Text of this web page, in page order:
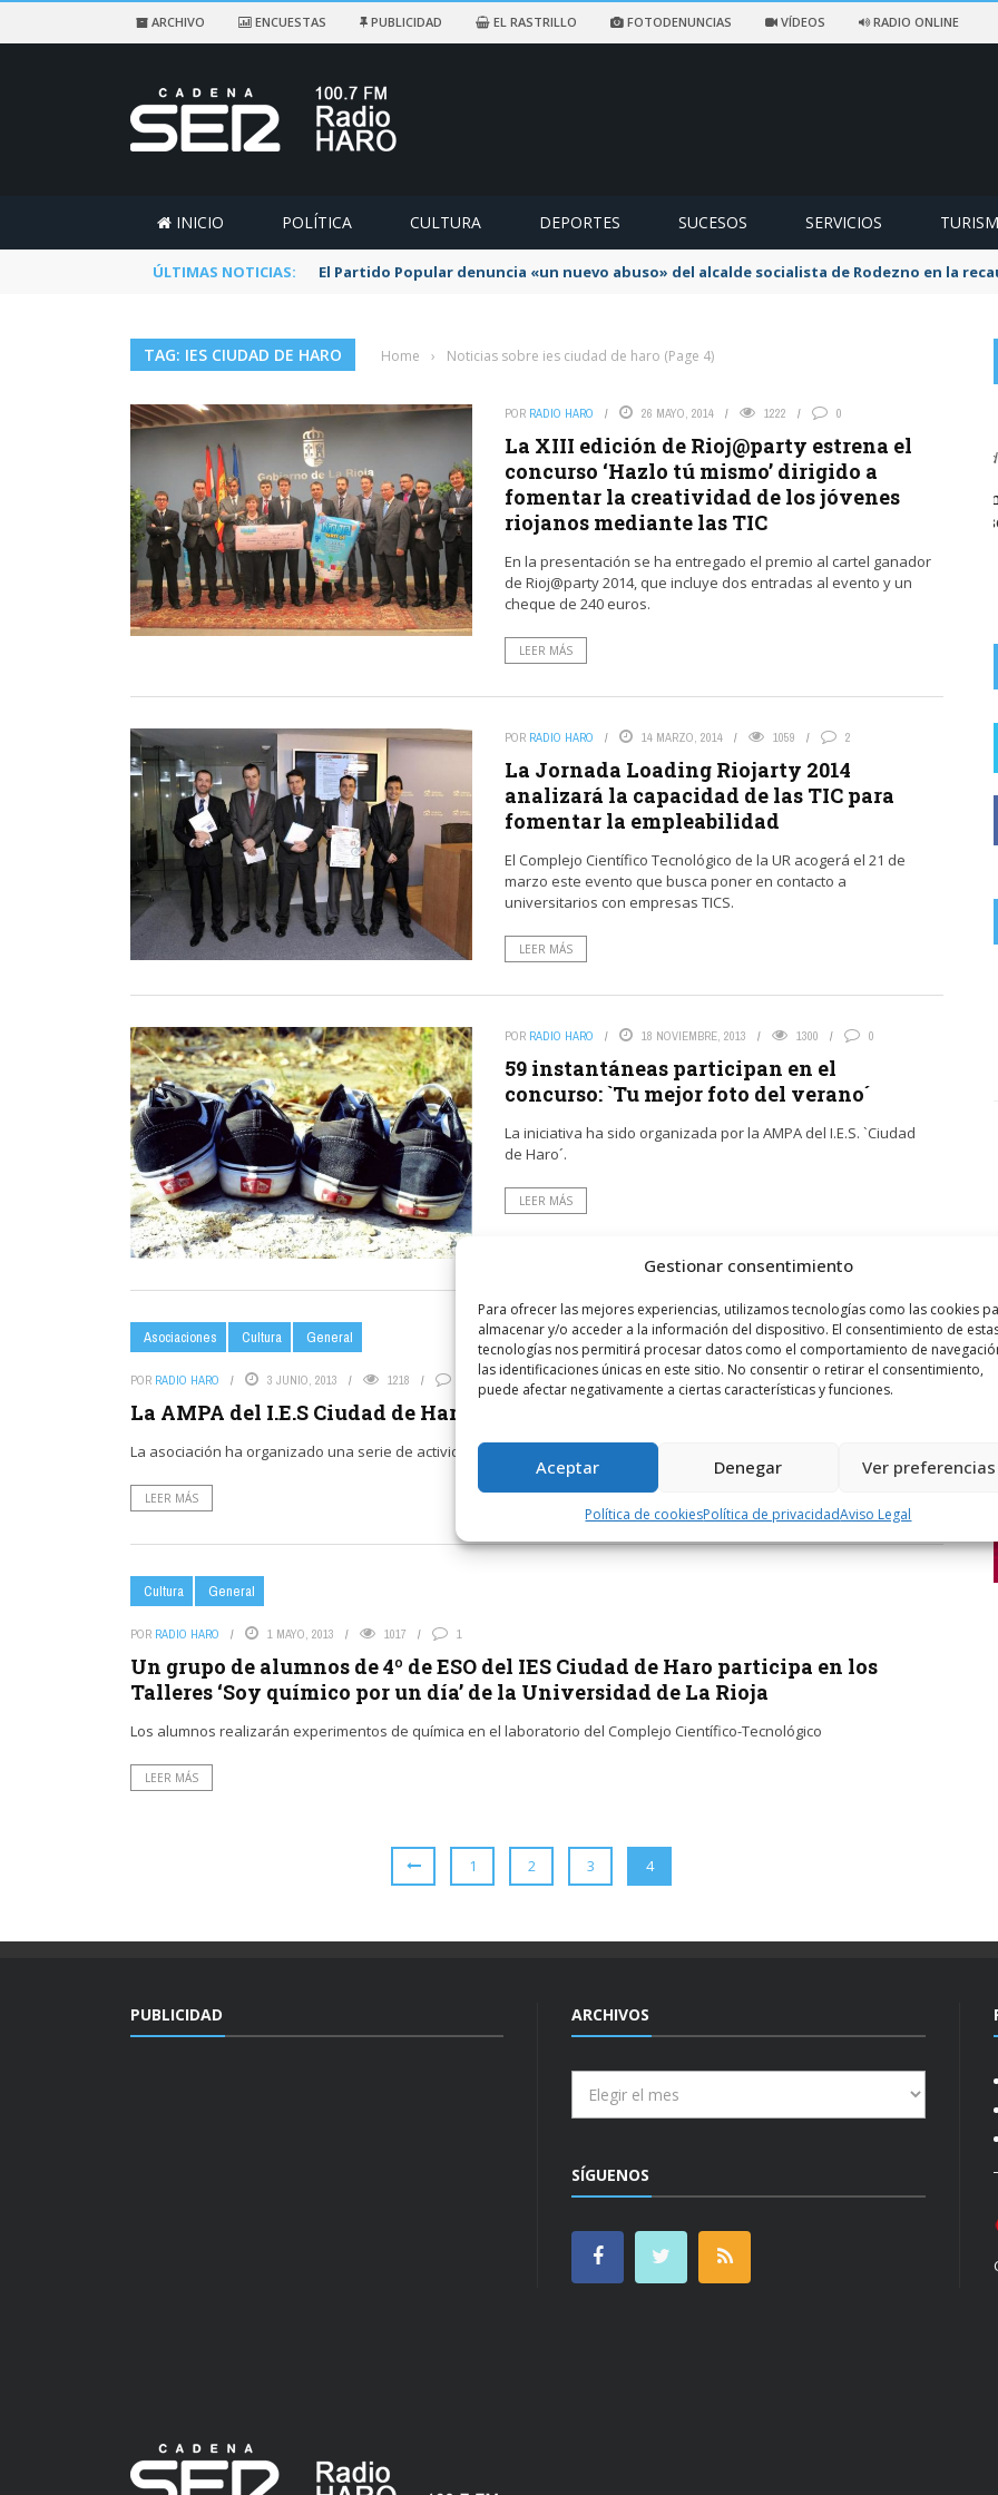
Gestionar consentimiento
Para ofrecer las mejores experiencias, utilizamos tecnologías como las cookies
almacenar y/o acceder a la información del dispositivo. El consentimiento de
tecnologías nos permitirá procesar datos como el comportamiento de
las identificaciones únicas en este sitio. No consentir o retirar el consentimiento,
puede afectar negativamente a ciertas características y funciones.
Aceptar Denegar Ver preferencias
Política de cookiesPolítica de privacidadAviso Legal
ARCHIVO ENCUESTAS PUBLICIDAD EL RASTRILLO FOTODENUNCIAS VÍDEOS RADIO ONLINE
INICIO POLÍTICA CULTURA DEPORTES SUCESOS SERVICIOS
ÚLTIMAS NOTICIAS: El Partido Popular denuncia «un nuevo abuso» del alcalde socialista de Rodezno en la
TAG: IES CIUDAD DE HARO Home › Noticias sobre ies ciudad de haro (Page 4)
POR RADIO HARO 26 MAYO, 2014 1222 0
La XIII edición de Rioj@party estrena el
concurso ‘Hazlo tú mismo’ dirigido a
fomentar la creatividad de los jóvenes
riojanos mediante las TIC
En la presentación se ha entregado el premio al cartel ganador
de Rioj@party 2014, que incluye dos entradas al evento y un
cheque de 240 euros.
LEER MÁS
POR RADIO HARO 14 MARZO, 2014 1059 2
La Jornada Loading Riojarty 2014
analizará la capacidad de las TIC para
fomentar la empleabilidad
El Complejo Científico Tecnológico de la UR acogerá el 21 de
marzo este evento que busca poner en contacto a
universitarios con empresas TICS.
LEER MÁS
POR RADIO HARO 18 NOVIEMBRE, 2013 1300 0
59 instantáneas participan en el
concurso: `Tu mejor foto del verano´
La iniciativa ha sido organizada por la AMPA del I.E.S. `Ciudad
de Haro´.
LEER MÁS
Asociaciones Cultura General
POR RADIO HARO 3 JUNIO, 2013 1218
La AMPA del I.E.S Ciudad de Haro colaborará en Riojaparty 2013
La asociación ha organizado una serie de actividades dirigidas a los padres y madres
LEER MÁS
Cultura General
POR RADIO HARO 1 MAYO, 2013 1017 1
Un grupo de alumnos de 4º de ESO del IES Ciudad de Haro participa en los
Talleres ‘Soy químico por un día’ de la Universidad de La Rioja
Los alumnos realizarán experimentos de química en el laboratorio del Complejo Científico-Tecnológico
LEER MÁS
1 2 3 4
CARLOS on 5 AGOSTO, 2026
Y que siempre hablen los "listos"
El Ayuntamiento de Haro abre la escalera y los
accesos a la calle San Felices desde ...
Sigo diciendo si era necesario romper el campo de fútbol
El Ayuntamiento de Haro abre la escalera y los
accesos a la calle San Felices desde ...
PUBLICIDAD ARCHIVOS
SÍGUENOS